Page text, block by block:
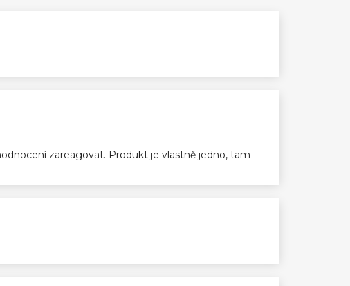
zareagovat. Produkt je vlastně jedno, tam